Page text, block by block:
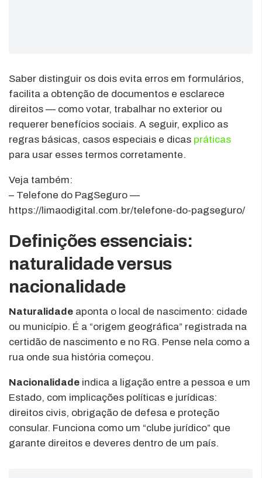
Saber distinguir os dois evita erros em formulários,
facilita a obtenção de documentos e esclarece
direitos — como votar, trabalhar no exterior ou
requerer benefícios sociais. A seguir, explico as
regras básicas, casos especiais e dicas práticas
para usar esses termos corretamente.
Veja também:
– Telefone do PagSeguro —
https://limaodigital.com.br/telefone-do-pagseguro/
Definições essenciais:
naturalidade versus
nacionalidade
Naturalidade aponta o local de nascimento: cidade
ou município. É a “origem geográfica” registrada na
certidão de nascimento e no RG. Pense nela como a
rua onde sua história começou.
Nacionalidade indica a ligação entre a pessoa e um
Estado, com implicações políticas e jurídicas:
direitos civis, obrigação de defesa e proteção
consular. Funciona como um “clube jurídico” que
garante direitos e deveres dentro de um país.